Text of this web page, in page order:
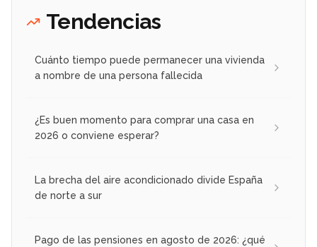
Tendencias
Cuánto tiempo puede permanecer una vivienda
a nombre de una persona fallecida
¿Es buen momento para comprar una casa en
2026 o conviene esperar?
La brecha del aire acondicionado divide España
de norte a sur
Pago de las pensiones en agosto de 2026: ¿qué